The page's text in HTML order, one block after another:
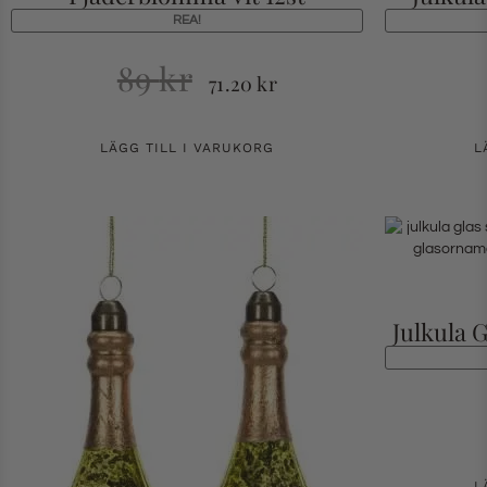
REA!
89kr 71.20kr
LÄGG TILL I VARUKORG
Julkula